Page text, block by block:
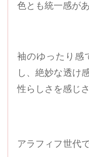
色とも統一感が
袖のゆったり感
し、絶妙な透け
性らしさを感じ
アラフィフ世代